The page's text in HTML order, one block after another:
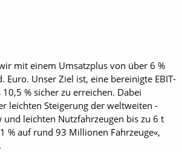
mit einem Umsatzplus von über 6 %
Euro. Unser Ziel ist, eine bereinigte EBIT-
% sicher zu ­erreichen. Dabei
leichten Steigerung der weltweiten
leichten Nutzfahrzeugen bis zu 6 t
% auf rund 93 Millionen Fahrzeuge«,